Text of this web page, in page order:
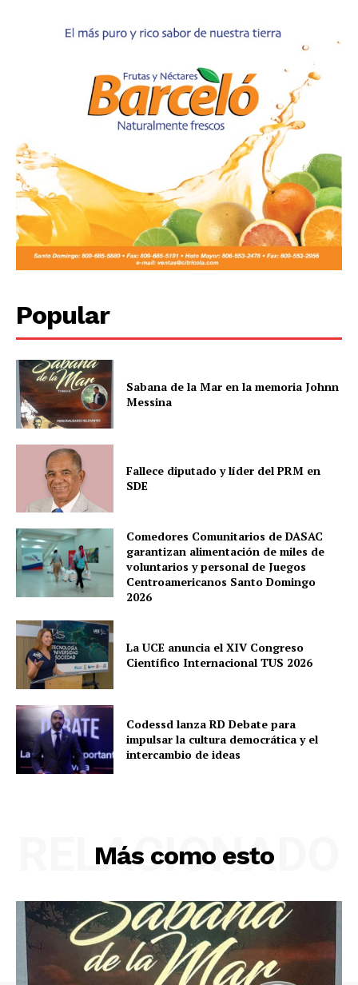
Popular
Sabana de la Mar en la memoria Johnn
Messina
Fallece diputado y líder del PRM en
SDE
Comedores Comunitarios de DASAC
garantizan alimentación de miles de
voluntarios y personal de Juegos
Centroamericanos Santo Domingo
2026
La UCE anuncia el XIV Congreso
Científico Internacional TUS 2026
Codessd lanza RD Debate para
impulsar la cultura democrática y el
intercambio de ideas
Más como esto
RELACIONADO